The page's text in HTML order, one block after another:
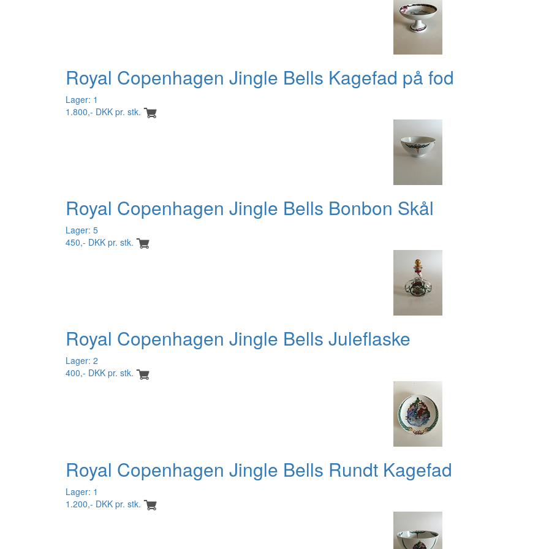
Royal Copenhagen Jingle Bells Kagefad på fod
Lager: 1
1.800,- DKK pr. stk.
Royal Copenhagen Jingle Bells Bonbon Skål
Lager: 5
450,- DKK pr. stk.
Royal Copenhagen Jingle Bells Juleflaske
Lager: 2
400,- DKK pr. stk.
Royal Copenhagen Jingle Bells Rundt Kagefad
Lager: 1
1.200,- DKK pr. stk.